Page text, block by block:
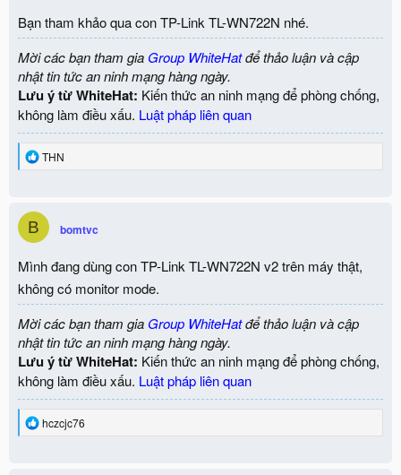
Bạn tham khảo qua con TP-Link TL-WN722N nhé.
Mời các bạn tham gia Group WhiteHatđể thảo luận và cập
nhật tin tức an ninh mạng hàng ngày.
Lưu ý từ WhiteHat: Kiến thức an ninh mạng để phòng chống,
không làm điều xấu. Luật pháp liên quan
R
t
o
s
:
THN
B bomtvc
Mình đang dùng con TP-Link TL-WN722N v2 trên máy thật,
không có monitor mode.
Mời các bạn tham gia Group WhiteHatđể thảo luận và cập
nhật tin tức an ninh mạng hàng ngày.
Lưu ý từ WhiteHat: Kiến thức an ninh mạng để phòng chống,
không làm điều xấu. Luật pháp liên quan
R
hczcjc76